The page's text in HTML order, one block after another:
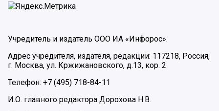
Учредитель и издатель ООО ИА «Инфорос».
Адрес учредителя, издателя, редакции: 117218, Россия,
г. Москва, ул. Кржижановского, д.13, кор. 2
Телефон: +7 (495) 718-84-11
И.О. главного редактора Дорохова Н.В.